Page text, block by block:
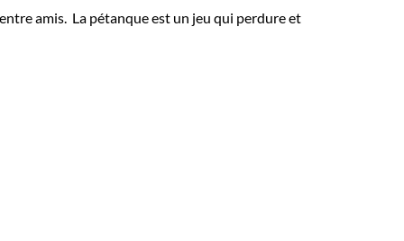
amis. La pétanque est un jeu qui perdure et